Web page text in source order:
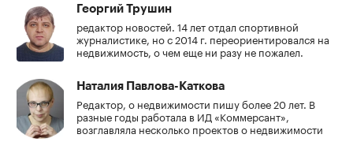
Георгий Трушин
редактор новостей. 14 лет отдал спортивной
журналистике, но с 2014 г. переориентировался на
недвижимость, о чем еще ни разу не пожалел.
Наталия Павлова-Каткова
Редактор, о недвижимости пишу более 20 лет. В
разные годы работала в ИД «Коммерсант»,
возглавляла несколько проектов о недвижимости